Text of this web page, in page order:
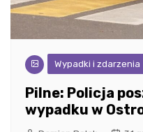
Wypadki i zdarzenia
Pilne: Policja
wypadku w